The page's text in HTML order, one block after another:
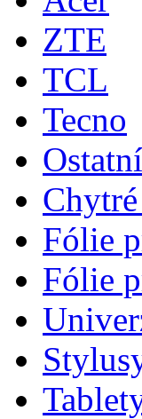
ZTE
TCL
Tecno
Fólie
Fólie